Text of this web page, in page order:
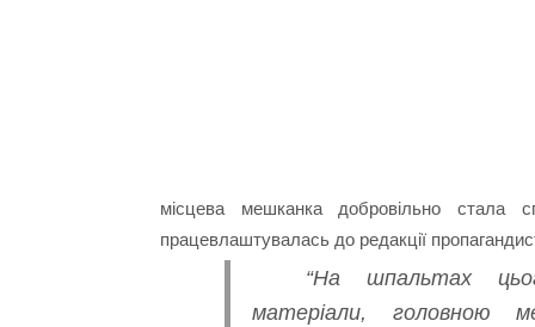
місцева мешканка добровільно стала
працевлаштувалась до редакції
“На шпальтах
матеріали, головною